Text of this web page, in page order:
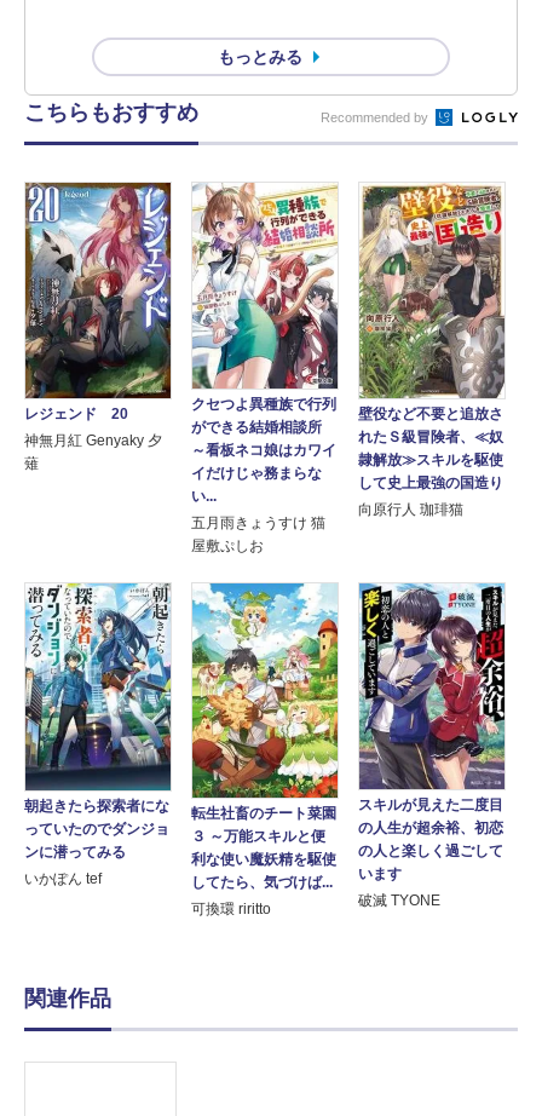
もっとみる
こちらもおすすめ Recommended by
レジェンド 20
神無月紅 Genyaky 夕
薙
クセつよ異種族で行列
ができる結婚相談所
～看板ネコ娘はカワイ
イだけじゃ務まらな
い...
五月雨きょうすけ 猫
屋敷ぷしお
壁役など不要と追放さ
れたＳ級冒険者、≪奴
隷解放≫スキルを駆使
して史上最強の国造り
向原行人 珈琲猫
朝起きたら探索者にな
っていたのでダンジョ
ンに潜ってみる
いかぽん tef
転生社畜のチート菜園
３ ～万能スキルと便
利な使い魔妖精を駆使
してたら、気づけば...
可換環 riritto
スキルが見えた二度目
の人生が超余裕、初恋
の人と楽しく過ごして
います
破滅 TYONE
関連作品